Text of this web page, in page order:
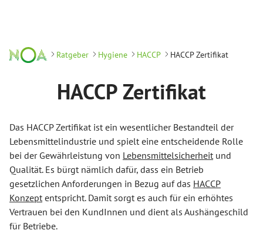
Ratgeber Hygiene HACCP HACCP Zertifikat
HACCP Zertifikat
Das HACCP Zertifikat ist ein wesentlicher Bestandteil der
Lebensmittelindustrie und spielt eine entscheidende Rolle
bei der Gewährleistung von Lebensmittelsicherheit und
Qualität. Es bürgt nämlich dafür, dass ein Betrieb
gesetzlichen Anforderungen in Bezug auf das HACCP
Konzept entspricht. Damit sorgt es auch für ein erhöhtes
Vertrauen bei den KundInnen und dient als Aushängeschild
für Betriebe.